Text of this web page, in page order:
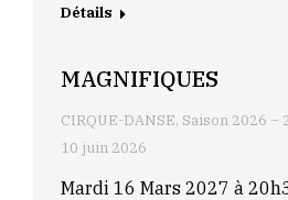
Détails
MAGNIFIQUES
CIRQUE-DANSE, Saison 2026 –
10 juin 2026
Mardi 16 Mars 2027 à